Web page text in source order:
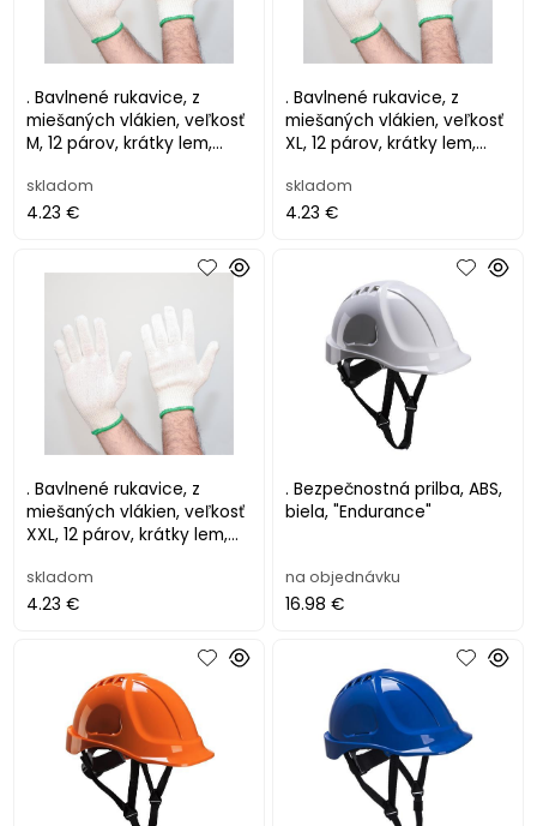
. Bavlnené rukavice, z
miešaných vlákien, veľkosť
M, 12 párov, krátky lem,
skladom
4.23 €
. Bavlnené rukavice, z
miešaných vlákien, veľkosť
XL, 12 párov, krátky lem,
skladom
4.23 €
. Bavlnené rukavice, z
miešaných vlákien, veľkosť
XXL, 12 párov, krátky lem,
skladom
4.23 €
. Bezpečnostná prilba, ABS,
biela, "Endurance"
na objednávku
16.98 €